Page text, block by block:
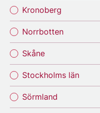
Kronoberg
Norrbotten
Skåne
Stockholms län
Sörmland